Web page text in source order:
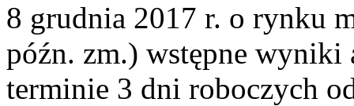
8 grudnia 2017 r. o rynku
późn. zm.) wstępne
terminie 3 dni roboczych